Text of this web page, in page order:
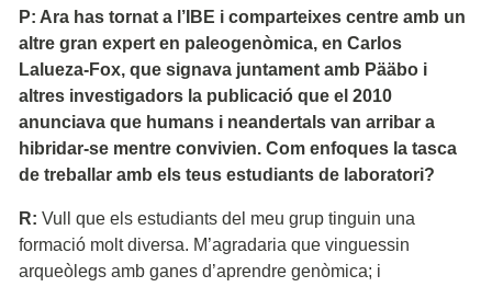
P: Ara has tornat a l’IBE i comparteixes centre amb un
altre gran expert en paleogenòmica, en Carlos
Lalueza-Fox, que signava juntament amb Pääbo i
altres investigadors la publicació que el 2010
anunciava que humans i neandertals van arribar a
hibridar-se mentre convivien. Com enfoques la tasca
de treballar amb els teus estudiants de laboratori?
R: Vull que els estudiants del meu grup tinguin una
formació molt diversa. M’agradaria que vinguessin
arqueòlegs amb ganes d’aprendre genòmica; i